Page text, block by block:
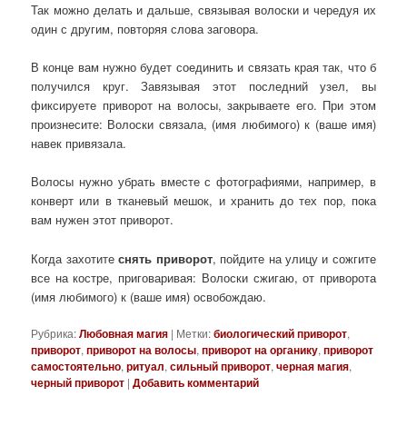
Так можно делать и дальше, связывая волоски и чередуя их
один с другим, повторяя слова заговора.
В конце вам нужно будет соединить и связать края так, что б
получился круг. Завязывая этот последний узел, вы
фиксируете приворот на волосы, закрываете его. При этом
произнесите: Волоски связала, (имя любимого) к (ваше имя)
навек привязала.
Волосы нужно убрать вместе с фотографиями, например, в
конверт или в тканевый мешок, и хранить до тех пор, пока
вам нужен этот приворот.
Когда захотитеснять приворот, пойдите на улицу и сожгите
все на костре, приговаривая: Волоски сжигаю, от приворота
(имя любимого) к (ваше имя) освобождаю.
Рубрика:Любовная магия | Метки:биологический приворот,
приворот,приворот на волосы,приворот на органику,приворот
самостоятельно,ритуал,сильный приворот,черная магия,
черный приворот |Добавить комментарий